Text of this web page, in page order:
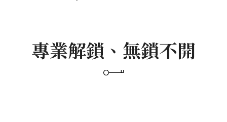
專業解鎖、無鎖不開